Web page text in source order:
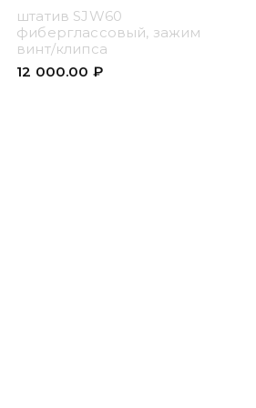
штатив SJW60
фиберглассовый, зажим
винт/клипса
12 000.00 ₽